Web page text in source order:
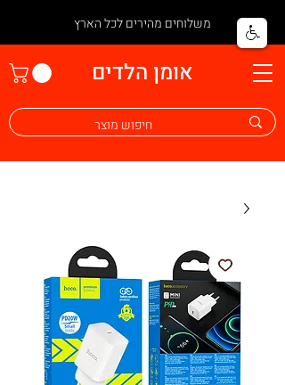
משלוחים מהירים לכל הארץ
אומן הלדים